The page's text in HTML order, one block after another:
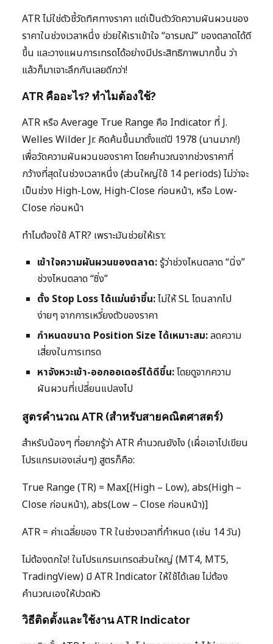
ATR ไม่ใช่ตัวชี้วัดทิศทางราคา แต่เป็นตัววัดความผันผวนของ
ราคาในช่วงเวลาหนึ่ง ช่วยให้เราเข้าใจ “อารมณ์” ของตลาดได้ดี
ขึ้น และวางแผนการเทรดได้อย่างมีประสิทธิภาพมากขึ้น ว่า
แล้วก็มาเจาะลึกกันเลยดีกว่า!
ATR คืออะไร? ทำไมต้องใช้?
ATR หรือ Average True Range คือ Indicator ที่ J.
Welles Wilder Jr. คิดค้นขึ้นมาตั้งแต่ปี 1978 (นานมาก!)
เพื่อวัดความผันผวนของราคา โดยคำนวณจากช่วงราคาที่
กว้างที่สุดในช่วงเวลาหนึ่ง (ส่วนใหญ่ใช้ 14 periods) ไม่ว่าจะ
เป็นช่วง High-Low, High-Close ก่อนหน้า, หรือ Low-
Close ก่อนหน้า
ทำไมต้องใช้ ATR? เพราะมันช่วยให้เรา:
เข้าใจความผันผวนของตลาด:รู้ว่าช่วงไหนตลาด “นิ่ง”
ช่วงไหนตลาด “ซิ่ง”
ตั้ง Stop Loss ได้แม่นยำขึ้น:ไม่ให้ SL โดนลากไป
ง่ายๆ จากการเหวี่ยงตัวของราคา
กำหนดขนาด Position Size ได้เหมาะสม:ลดความ
เสี่ยงในการเทรด
หาจังหวะเข้า-ออกออเดอร์ได้ดีขึ้น:โดยดูจากความ
ผันผวนที่เปลี่ยนแปลงไป
สูตรคำนวณ ATR (สำหรับสายคณิตศาสตร์)
สำหรับน้องๆ ที่อยากรู้ว่า ATR คำนวณยังไง (เผื่อเอาไปเขียน
โปรแกรมเองเล่นๆ) สูตรก็คือ:
True Range (TR) = Max[(High – Low), abs(High –
Close ก่อนหน้า), abs(Low – Close ก่อนหน้า)]
ATR = ค่าเฉลี่ยของ TR ในช่วงเวลาที่กำหนด (เช่น 14 วัน)
ไม่ต้องตกใจ! ในโปรแกรมเทรดส่วนใหญ่ (MT4, MT5,
TradingView) มี ATR Indicator ให้ใช้ได้เลย ไม่ต้อง
คำนวณเองให้ปวดหัว
วิธีติดตั้งและใช้งาน ATR Indicator